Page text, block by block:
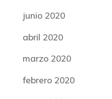
junio 2020
abril 2020
marzo 2020
febrero 2020